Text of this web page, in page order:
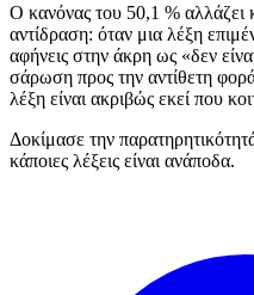
Ο κανόνας του 50,1 % αλλάζει
αντίδραση: όταν μια λέξη
αφήνεις στην άκρη ως «δεν
σάρωση προς την αντίθετη
λέξη είναι ακριβώς εκεί που
Δοκίμασε την
κάποιες λέξεις είναι ανάποδα.